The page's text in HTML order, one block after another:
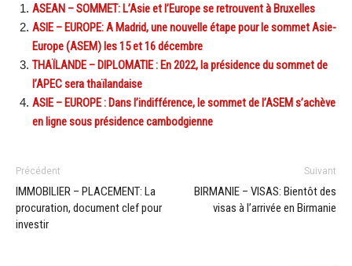
ASEAN – SOMMET: L’Asie et l’Europe se retrouvent à Bruxelles
ASIE – EUROPE: A Madrid, une nouvelle étape pour le sommet Asie-
Europe (ASEM) les 15 et 16 décembre
THAÏLANDE – DIPLOMATIE : En 2022, la présidence du sommet de
l’APEC sera thaïlandaise
ASIE – EUROPE : Dans l’indifférence, le sommet de l’ASEM s’achève
en ligne sous présidence cambodgienne
Précédent
IMMOBILIER – PLACEMENT: La
procuration, document clef pour
investir
Suivant
BIRMANIE – VISAS: Bientôt des
visas à l’arrivée en Birmanie